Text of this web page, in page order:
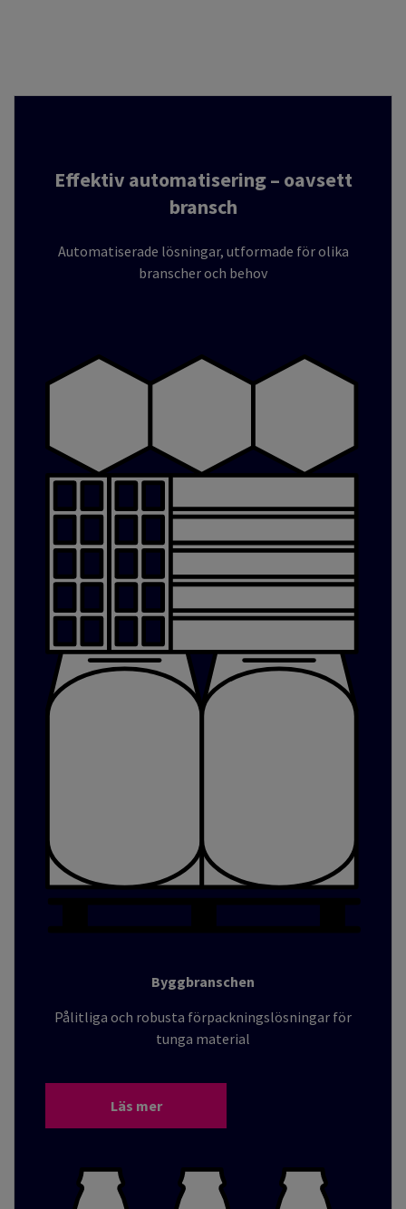
Effektiv automatisering – oavsett
bransch
Automatiserade lösningar, utformade för olika
branscher och behov
Byggbranschen
Pålitliga och robusta förpackningslösningar för
tunga material
Läs mer